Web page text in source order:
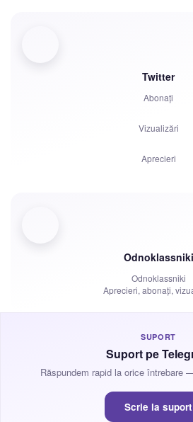
Distribuiri
Plângeri
Ore de vizionare
Twitter
Abonați
Vizualizări
Aprecieri
Ore de vizionare
Odnoklassniki
Odnoklassniki
Aprecieri, abonați,
SUPORT
Suport pe
Răspundem rapid la orice întrebare
Scrie la suport